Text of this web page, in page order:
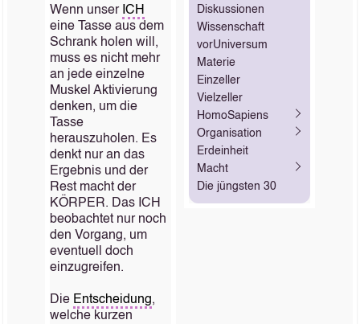
Wenn unser ICH
eine Tasse aus dem
Schrank holen will,
muss es nicht mehr
an jede einzelne
Muskel Aktivierung
denken, um die
Tasse
herauszuholen. Es
denkt nur an das
Ergebnis und der
Rest macht der
KÖRPER. Das ICH
beobachtet nur noch
den Vorgang, um
eventuell doch
einzugreifen.
Die Entscheidung,
welche kurzen
Diskussionen
Wissenschaft
vorUniversum
Materie
Einzeller
Vielzeller
HomoSapiens
Organisation
Erdeinheit
Macht
Die jüngsten 30